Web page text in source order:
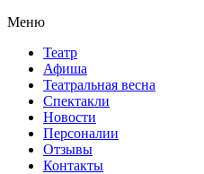
Меню
Театр
Афиша
Театральная весна
Спектакли
Новости
Персоналии
Отзывы
Контакты